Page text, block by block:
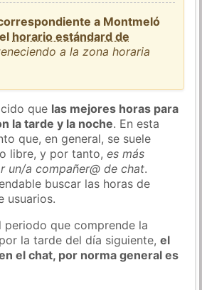
a Montmeló
horario estándard de
a la zona horaria
que las mejores horas para
la tarde y la noche. En esta
que, en general, se suele
libre, y por tanto,es más
un/a compañer@ de chat.
buscar las horas de
usuarios.
periodo que comprende la
la tarde del día siguiente,el
el chat, por norma general es